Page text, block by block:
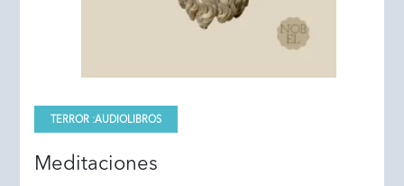
TERROR :AUDIOLIBROS
Meditaciones